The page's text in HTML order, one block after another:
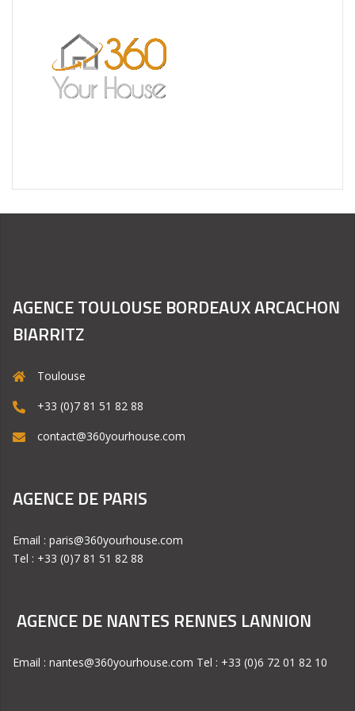
AGENCE TOULOUSE BORDEAUX ARCACHON
BIARRITZ
Toulouse
+33 (0)7 81 51 82 88
contact@360yourhouse.com
AGENCE DE PARIS
Email : paris@360yourhouse.com
Tel : +33 (0)7 81 51 82 88
AGENCE DE NANTES RENNES LANNION
Email : nantes@360yourhouse.com Tel : +33 (0)6 72 01 82 10